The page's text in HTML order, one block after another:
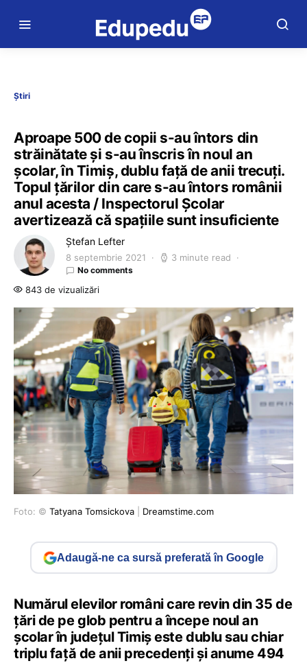
Știri
Aproape 500 de copii s-au întors din
străinătate și s-au înscris în noul an
școlar, în Timiș, dublu față de anii trecuți.
Topul țărilor din care s-au întors românii
anul acesta / Inspectorul Școlar
avertizează că spațiile sunt insuficiente
Ștefan Lefter
8 septembrie 2021 3 minute read
No comments
843 de vizualizări
Foto: © Tatyana Tomsickova Dreamstime.com
Adaugă-ne ca sursă preferată în Google
Numărul elevilor români care revin din 35 de
ţări de pe glob pentru a începe noul an
şcolar în judeţul Timiș este dublu sau chiar
triplu faţă de anii precedenţi și anume 494